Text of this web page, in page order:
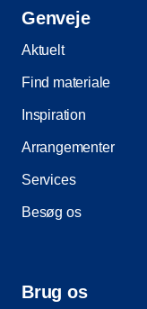
Genveje
Aktuelt
Find materiale
Inspiration
Arrangementer
Services
Besøg os
Brug os